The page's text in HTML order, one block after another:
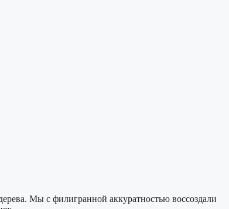
Мы с филигранной аккуратностью воссоздали